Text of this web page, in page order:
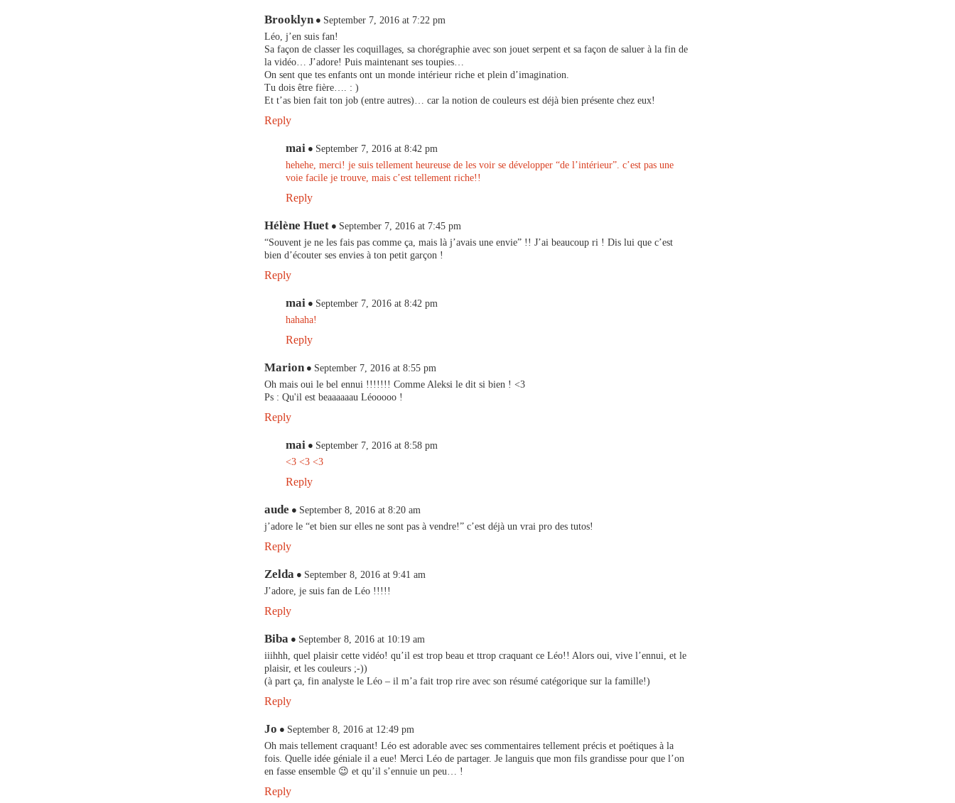
Brooklyn
September 7, 2016 at 7:22 pm
Léo, j’en suis fan!
Sa façon de classer les coquillages, sa chorégraphie avec son jouet serpent et sa façon de saluer à la fin de
la vidéo… J’adore! Puis maintenant ses toupies…
On sent que tes enfants ont un monde intérieur riche et plein d’imagination.
Tu dois être fière…. : )
Et t’as bien fait ton job (entre autres)… car la notion de couleurs est déjà bien présente chez eux!
Reply
mai
September 7, 2016 at 8:42 pm
hehehe, merci! je suis tellement heureuse de les voir se développer “de l’intérieur”. c’est pas une
voie facile je trouve, mais c’est tellement riche!!
Reply
Hélène Huet
September 7, 2016 at 7:45 pm
“Souvent je ne les fais pas comme ça, mais là j’avais une envie” !! J’ai beaucoup ri ! Dis lui que c’est
bien d’écouter ses envies à ton petit garçon !
Reply
mai
September 7, 2016 at 8:42 pm
hahaha!
Reply
Marion
September 7, 2016 at 8:55 pm
Oh mais oui le bel ennui !!!!!!! Comme Aleksi le dit si bien ! <3
Ps : Qu'il est beaaaaaau Léooooo !
Reply
mai
September 7, 2016 at 8:58 pm
<3 <3 <3
Reply
aude
September 8, 2016 at 8:20 am
j’adore le “et bien sur elles ne sont pas à vendre!” c’est déjà un vrai pro des tutos!
Reply
Zelda
September 8, 2016 at 9:41 am
J’adore, je suis fan de Léo !!!!!
Reply
Biba
September 8, 2016 at 10:19 am
iiihhh, quel plaisir cette vidéo! qu’il est trop beau et ttrop craquant ce Léo!! Alors oui, vive l’ennui, et le
plaisir, et les couleurs ;-))
(à part ça, fin analyste le Léo – il m’a fait trop rire avec son résumé catégorique sur la famille!)
Reply
Jo
September 8, 2016 at 12:49 pm
Oh mais tellement craquant! Léo est adorable avec ses commentaires tellement précis et poétiques à la
fois. Quelle idée géniale il a eue! Merci Léo de partager. Je languis que mon fils grandisse pour que l’on
en fasse ensemble 😉 et qu’il s’ennuie un peu… !
Reply